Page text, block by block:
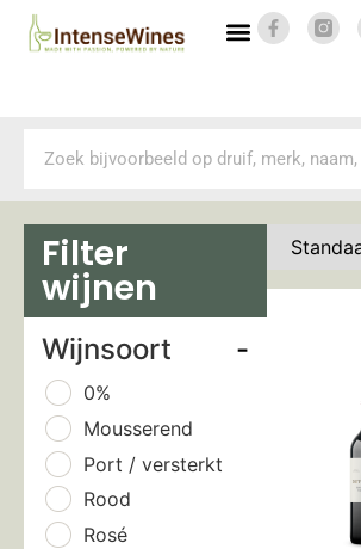
Filter
wijnen
Wijnsoort -
0%
Mousserend
Port / versterkt
Rood
Rosé